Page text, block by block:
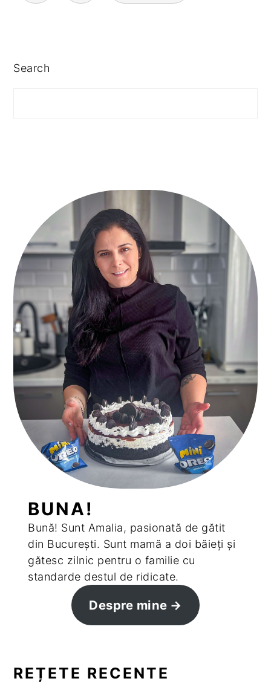
PRIMARY
Search
BUNA!
Bună! Sunt Amalia, pasionată de gătit
din București. Sunt mamă a doi băieți și
gătesc zilnic pentru o familie cu
standarde destul de ridicate.
Despre mine
REȚETE RECENTE